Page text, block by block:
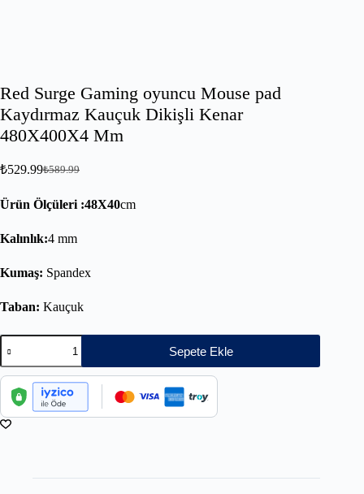
Red Surge Gaming oyuncu Mouse pad
Kaydırmaz Kauçuk Dikişli Kenar
480X400X4 Mm
₺589.99
₺529.99
Ürün Ölçüleri :48X40cm
Kalınlık:4 mm
Kumaş: Spandex
Taban: Kauçuk
Sepete Ekle